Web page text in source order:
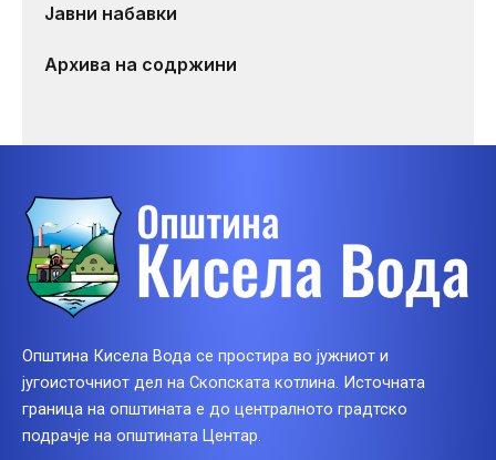
Јавни набавки
Архива на содржини
Општина Кисела Вода се простира во јужниот и
југоисточниот дел на Скопската котлина. Источната
граница на општината е до централното градтско
подрачје на општината Центар.